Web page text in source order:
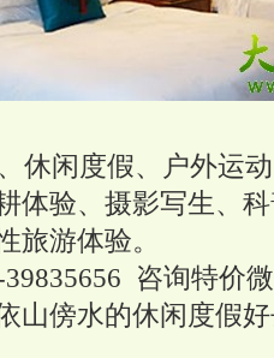
休闲度假、户外运
体验、摄影写生、
旅游体验。
咨询特价
傍水的休闲度假